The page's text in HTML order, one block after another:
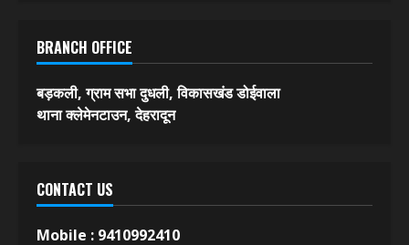
BRANCH OFFICE
बड़कली, ग्राम सभा दुधली, विकासखंड डोईवाला
थाना क्लेमेनटाउन, देहरादून
CONTACT US
Mobile : 9410992410